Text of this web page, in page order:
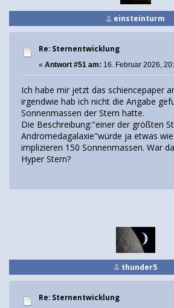
einsteinturm
Re: Sternentwicklung
« Antwort #51 am: 16. Februar 2026,
Ich habe mir jetzt das schiencepaper
irgendwie hab ich nicht die Angabe
Sonnenmassen der Stern hatte.
Die Beschreibung:"einer der größten
Andromedagalaxie"würde ja etwas wie
implizieren 150 Sonnenmassen. War
Hyper Stern?
thunder5
Re: Sternentwicklung